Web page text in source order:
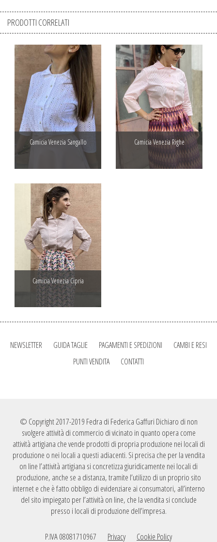
PRODOTTI CORRELATI
Camicia Venezia Sangallo Camicia Venezia Righe
Camicia Venezia Cipria
NEWSLETTER GUIDA TAGLIE PAGAMENTI E SPEDIZIONI
CAMBI E RESI
PUNTI VENDITA
CONTATTI
© Copyright 2017-2019 Fedra di Federica Gaffuri Dichiaro di non
svolgere attività di commercio di vicinato in quanto opera come
attività artigiana che vende prodotti di propria produzione nei locali di
produzione o nei locali a questi adiacenti. Si precisa che per la vendita
on line l’attività artigiana si concretizza giuridicamente nei locali di
produzione, anche se a distanza, tramite l’utilizzo di un proprio sito
internet e che è fatto obbligo di evidenziare ai consumatori, all’interno
del sito impiegato per l’attività on line, che la vendita si conclude
presso i locali di produzione dell’impresa.
P.IVA 08081710967 Privacy Cookie Policy